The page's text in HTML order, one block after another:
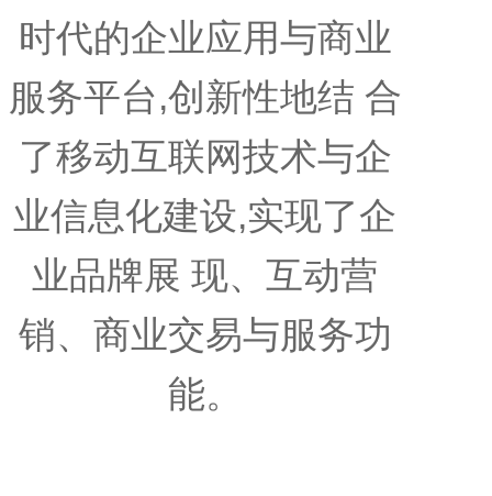
时代的企业应用与商业
服务平台,创新性地结 合
了移动互联网技术与企
业信息化建设,实现了企
业品牌展 现、互动营
销、商业交易与服务功
能。